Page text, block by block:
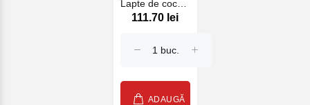
Lapte de cocos,
1L
111.70 lei
ADAUGĂ